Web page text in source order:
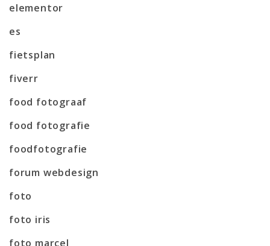
elementor
es
fietsplan
fiverr
food fotograaf
food fotografie
foodfotografie
forum webdesign
foto
foto iris
foto marcel